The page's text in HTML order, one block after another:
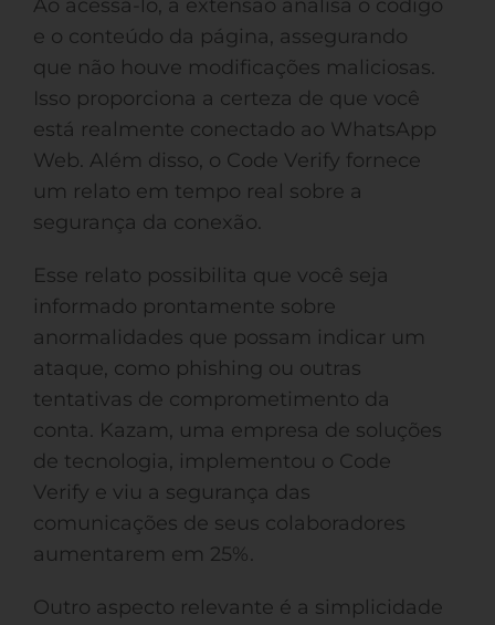
Ao acessá-lo, a extensão analisa o código
e o conteúdo da página, assegurando
que não houve modificações maliciosas.
Isso proporciona a certeza de que você
está realmente conectado ao WhatsApp
Web. Além disso, o Code Verify fornece
um relato em tempo real sobre a
segurança da conexão.
Esse relato possibilita que você seja
informado prontamente sobre
anormalidades que possam indicar um
ataque, como phishing ou outras
tentativas de comprometimento da
conta. Kazam, uma empresa de soluções
de tecnologia, implementou o Code
Verify e viu a segurança das
comunicações de seus colaboradores
aumentarem em 25%.
Outro aspecto relevante é a simplicidade